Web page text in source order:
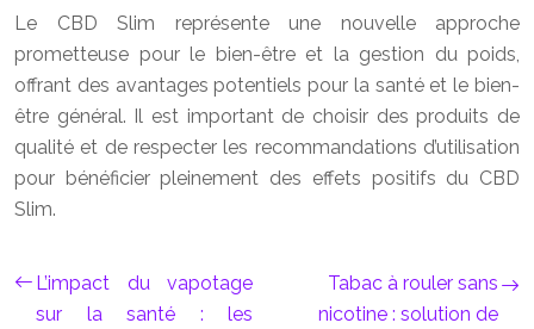
Le CBD Slim représente une nouvelle approche
prometteuse pour le bien-être et la gestion du poids,
offrant des avantages potentiels pour la santé et le bien-
être général. Il est important de choisir des produits de
qualité et de respecter les recommandations d’utilisation
pour bénéficier pleinement des effets positifs du CBD
Slim.
L’impact du vapotage
sur la santé : les
Tabac à rouler sans
nicotine : solution de